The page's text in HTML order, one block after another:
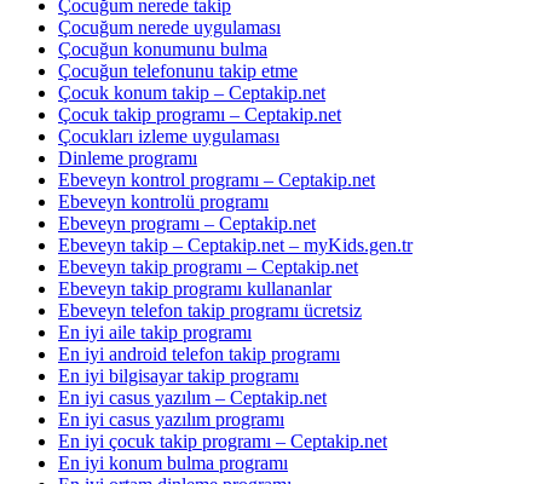
Çocuğum nerede takip
Çocuğum nerede uygulaması
Çocuğun konumunu bulma
Çocuğun telefonunu takip etme
Çocuk konum takip – Ceptakip.net
Çocuk takip programı – Ceptakip.net
Çocukları izleme uygulaması
Dinleme programı
Ebeveyn kontrol programı – Ceptakip.net
Ebeveyn kontrolü programı
Ebeveyn programı – Ceptakip.net
Ebeveyn takip – Ceptakip.net – myKids.gen.tr
Ebeveyn takip programı – Ceptakip.net
Ebeveyn takip programı kullananlar
Ebeveyn telefon takip programı ücretsiz
En iyi aile takip programı
En iyi android telefon takip programı
En iyi bilgisayar takip programı
En iyi casus yazılım – Ceptakip.net
En iyi casus yazılım programı
En iyi çocuk takip programı – Ceptakip.net
En iyi konum bulma programı